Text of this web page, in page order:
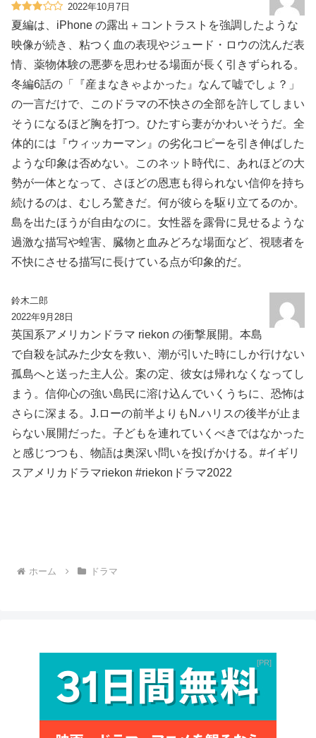
2022年10月7日
夏編は、iPhone の露出＋コントラストを強調したような
映像が続き、粘つく血の表現やジュード・ロウの沈んだ表
情、薬物体験の悪夢を思わせる場面が長く引きずられる。
冬編6話の「『産まなきゃよかった』なんて嘘でしょ？」
の一言だけで、このドラマの不快さの全部を許してしまい
そうになるほど胸を打つ。ひたすら妻がかわいそうだ。全
体的には『ウィッカーマン』の劣化コピーを引き伸ばした
ような印象は否めない。このネット時代に、あれほどの大
勢が一体となって、さほどの恩恵も得られない信仰を持ち
続けるのは、むしろ驚きだ。何が彼らを駆り立てるのか。
島を出たほうが自由なのに。女性器を露骨に見せるような
過激な描写や蝗害、臓物と血みどろな場面など、視聴者を
不快にさせる描写に長けている点が印象的だ。
鈴木二郎
2022年9月28日
英国系アメリカンドラマ riekon の衝撃展開。本島
で自殺を試みた少女を救い、潮が引いた時にしか行けない
孤島へと送った主人公。案の定、彼女は帰れなくなってし
まう。信仰心の強い島民に溶け込んでいくうちに、恐怖は
さらに深まる。J.ローの前半よりもN.ハリスの後半が止ま
らない展開だった。子どもを連れていくべきではなかった
と感じつつも、物語は奥深い問いを投げかける。#イギリ
スアメリカドラマriekon #riekonドラマ2022
ホーム ドラマ
PR